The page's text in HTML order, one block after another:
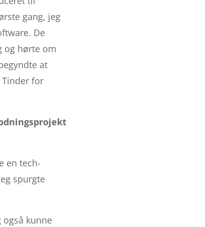
gang, jeg
De
og hørte om
at
for
en tech-
spurgte
kunne